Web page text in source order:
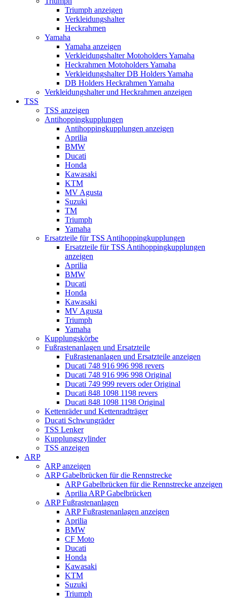
Triumph anzeigen
Verkleidungshalter
Heckrahmen
Yamaha
Yamaha anzeigen
Verkleidungshalter Motoholders Yamaha
Heckrahmen Motoholders Yamaha
Verkleidungshalter DB Holders Yamaha
DB Holders Heckrahmen Yamaha
Verkleidungshalter und Heckrahmen anzeigen
TSS
TSS anzeigen
Antihoppingkupplungen
Antihoppingkupplungen anzeigen
Aprilia
BMW
Ducati
Honda
Kawasaki
KTM
MV Agusta
Suzuki
TM
Triumph
Yamaha
Ersatzteile für TSS Antihoppingkupplungen
Ersatzteile für TSS Antihoppingkupplungen
anzeigen
Aprilia
BMW
Ducati
Honda
Kawasaki
MV Agusta
Triumph
Yamaha
Kupplungskörbe
Fußrastenanlagen und Ersatzteile
Fußrastenanlagen und Ersatzteile anzeigen
Ducati 748 916 996 998 revers
Ducati 748 916 996 998 Original
Ducati 749 999 revers oder Original
Ducati 848 1098 1198 revers
Ducati 848 1098 1198 Original
Kettenräder und Kettenradträger
Ducati Schwungräder
TSS Lenker
Kupplungszylinder
TSS anzeigen
ARP
ARP anzeigen
ARP Gabelbrücken für die Rennstrecke
ARP Gabelbrücken für die Rennstrecke anzeigen
Aprilia ARP Gabelbrücken
ARP Fußrastenanlagen
ARP Fußrastenanlagen anzeigen
Aprilia
BMW
CF Moto
Ducati
Honda
Kawasaki
KTM
Suzuki
Triumph